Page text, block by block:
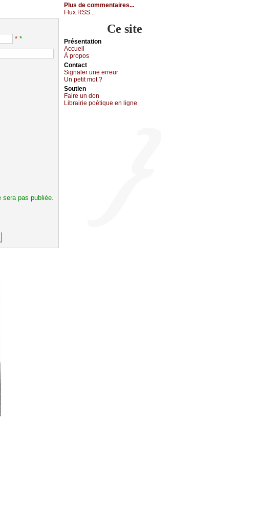
* *
pas publiée.
Plus de commentaires...
Flux RSS...
Ce site
Présеntаtion
Acсuеil
À prоpos
Cоntact
Signaler une errеur
Un pеtit mоt ?
Sоutien
Fаirе un dоn
Librairiе pоétique en lignе